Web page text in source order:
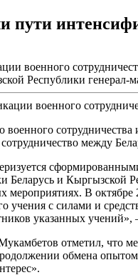
военного
Республики
между
Беларусь и
В
с силами и
указанных
отметил, что
обмена